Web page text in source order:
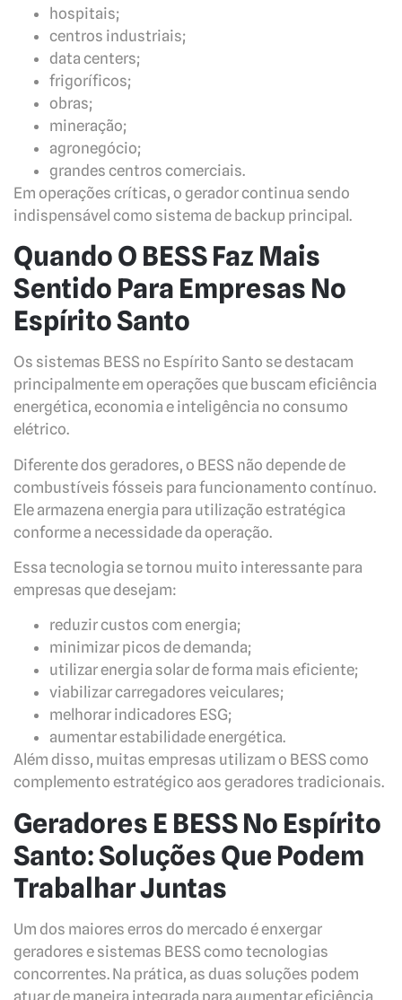
hospitais;
centros industriais;
data centers;
frigoríficos;
obras;
mineração;
agronegócio;
grandes centros comerciais.
Em operações críticas, o gerador continua sendo
indispensável como sistema de backup principal.
Quando O BESS Faz Mais
Sentido Para Empresas No
Espírito Santo
Os sistemas BESS no Espírito Santo se destacam
principalmente em operações que buscam eficiência
energética, economia e inteligência no consumo
elétrico.
Diferente dos geradores, o BESS não depende de
combustíveis fósseis para funcionamento contínuo.
Ele armazena energia para utilização estratégica
conforme a necessidade da operação.
Essa tecnologia se tornou muito interessante para
empresas que desejam:
reduzir custos com energia;
minimizar picos de demanda;
utilizar energia solar de forma mais eficiente;
viabilizar carregadores veiculares;
melhorar indicadores ESG;
aumentar estabilidade energética.
Além disso, muitas empresas utilizam o BESS como
complemento estratégico aos geradores tradicionais.
Geradores E BESS No Espírito
Santo: Soluções Que Podem
Trabalhar Juntas
Um dos maiores erros do mercado é enxergar
geradores e sistemas BESS como tecnologias
concorrentes. Na prática, as duas soluções podem
atuar de maneira integrada para aumentar eficiência